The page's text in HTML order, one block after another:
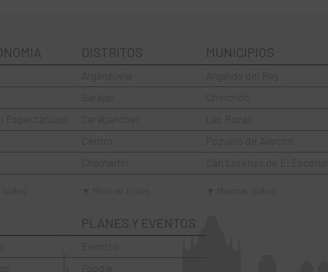
Espectáculos
DISTRITOS
Arganzuela
Barajas
Carabanchel
Centro
Chamartín
Fuencarral-El Pardo
Hortaleza
PLANES Y EVENTOS
Eventos
Foodie
MUNICIPIOS
Arganda del Rey
Chinchón
Las Rozas
Pozuelo de Alarcón
San Lorenzo de El Escorial